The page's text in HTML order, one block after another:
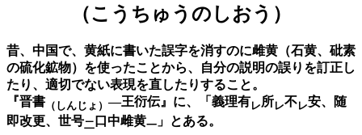
（こうちゅうのしおう）
昔、中国で、黄紙に書いた誤字を消すのに雌黄（石黄、砒素
の硫化鉱物）を使ったことから、自分の説明の誤りを訂正し
たり、適切でない表現を直したりすること。
『晋書 （しんじょ）―王衍伝』に、「義理有レ所レ不レ安、随
即改更、世号二 口中雌黄一 」とある。